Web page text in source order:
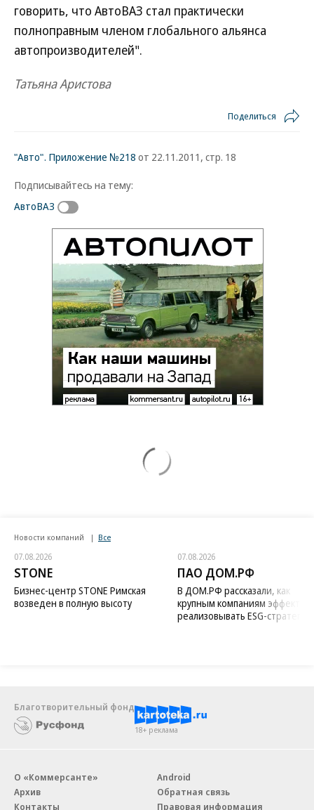
говорить, что АвтоВАЗ стал практически
полноправным членом глобального альянса
автопроизводителей".
Татьяна Аристова
Поделиться
"Авто". Приложение №218 от 22.11.2011, стр. 18
Подписывайтесь на тему:
АвтоВАЗ
Новости компаний Все
07.08.2026
STONE
Бизнес-центр STONE Римская
возведен в полную высоту
07.08.2026
ПАО ДОМ.РФ
В ДОМ.РФ рассказали, как
крупным компаниям
реализовывать ESG-стратегию
Благотворительный фонд
18+ реклама
О «Коммерсанте»
Архив
Контакты
Android
Обратная связь
Правовая информация